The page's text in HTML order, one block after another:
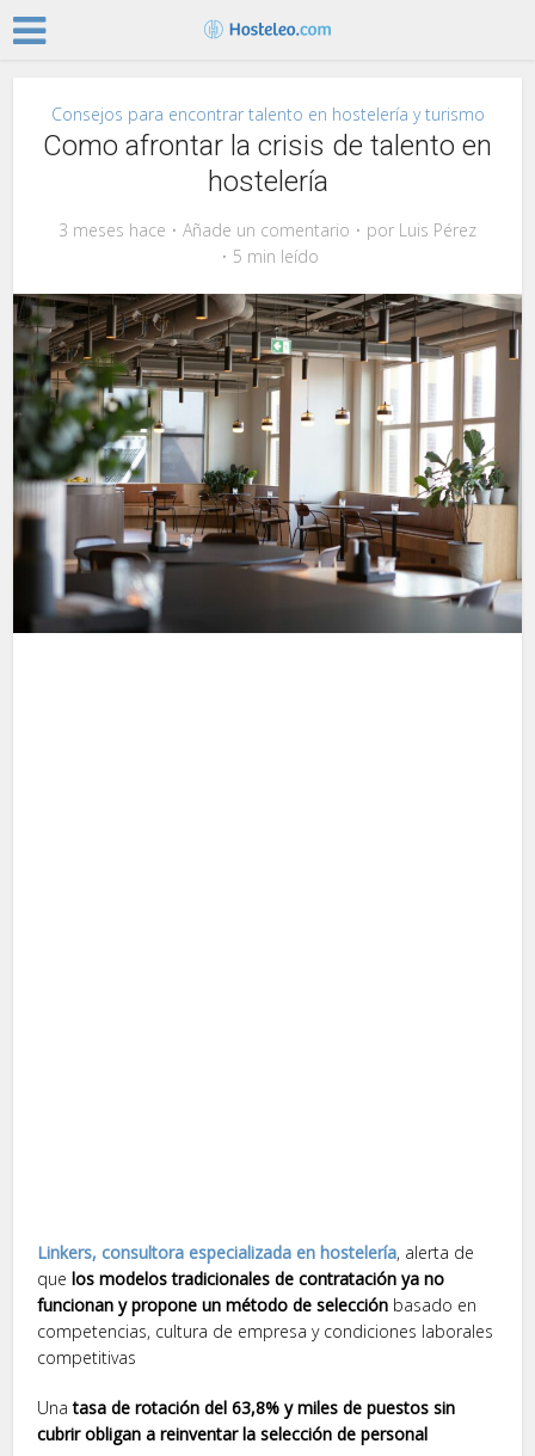
Consejos para encontrar talento en hostelería y turismo
Como afrontar la crisis de talento en
hostelería
3 meses hace Añade un comentario por Luis Pérez
5 min leído
Linkers, consultora especializada en hostelería, alerta de
que los modelos tradicionales de contratación ya no
funcionan y propone un método de selección basado en
competencias, cultura de empresa y condiciones laborales
competitivas
Una tasa de rotación del 63,8% y miles de puestos sin
cubrir obligan a reinventar la selección de personal